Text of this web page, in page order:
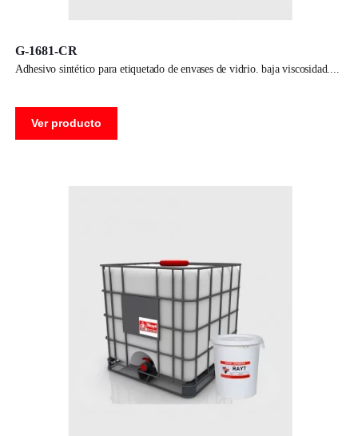
G-1681-CR
adhesivo sintético para etiquetado de envases de vidrio. baja viscosidad.
Ver producto